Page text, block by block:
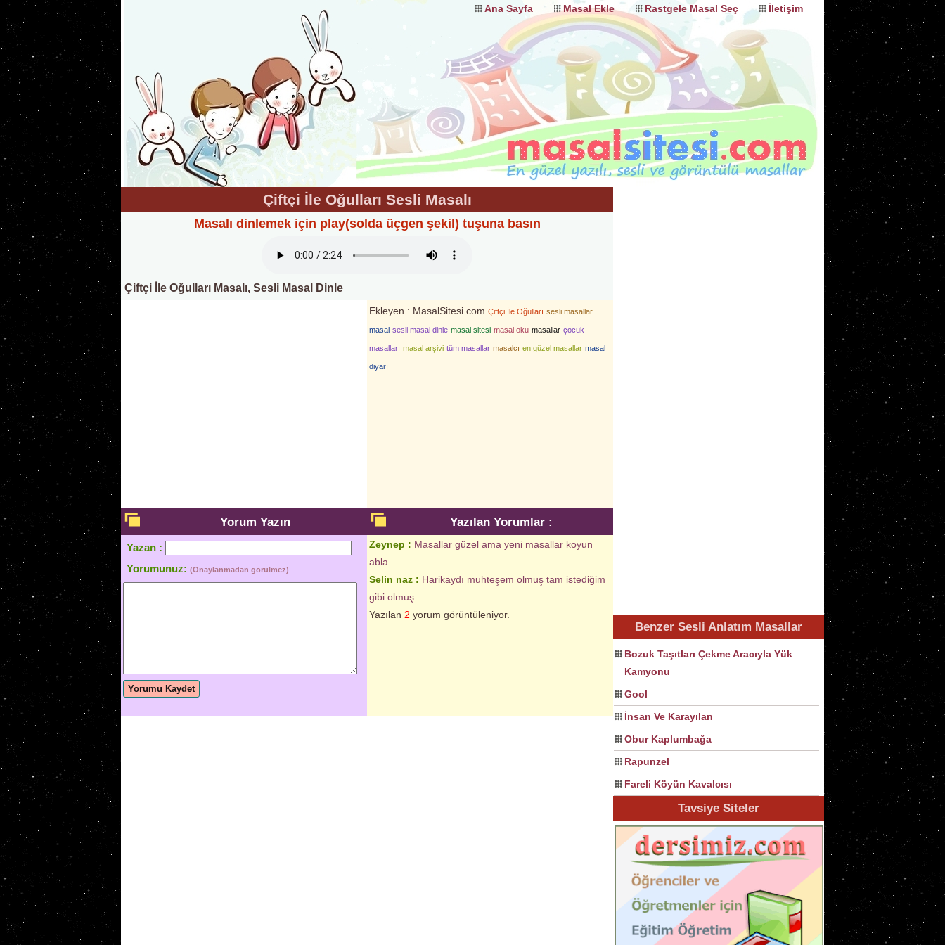
Ana Sayfa Masal Ekle Rastgele Masal Seç İletişim
Çiftçi İle Oğulları Sesli Masalı
Masalı dinlemek için play(solda üçgen şekil) tuşuna basın
Çiftçi İle Oğulları Masalı, Sesli Masal Dinle
Benzer Sesli Anlatım Masallar
Bozuk Taşıtları Çekme Aracıyla Yük
Kamyonu
Gool
İnsan Ve Karayılan
Obur Kaplumbağa
Rapunzel
Fareli Köyün Kavalcısı
Tavsiye Siteler
Ekleyen : MasalSitesi.com Çiftçi İle Oğulları sesli masallar
masal sesli masal dinle masal sitesi masal oku masallar çocuk
masalları masal arşivi tüm masallar masalcı en güzel masallar masal
diyarı
Yorum Yazın
Yazan :
Yorumunuz: (Onaylanmadan görülmez)
Yorumu Kaydet
Yazılan Yorumlar :
Zeynep : Masallar güzel ama yeni masallar koyun
abla
Selin naz : Harikaydı muhteşem olmuş tam istediğim
gibi olmuş
Yazılan 2 yorum görüntüleniyor.